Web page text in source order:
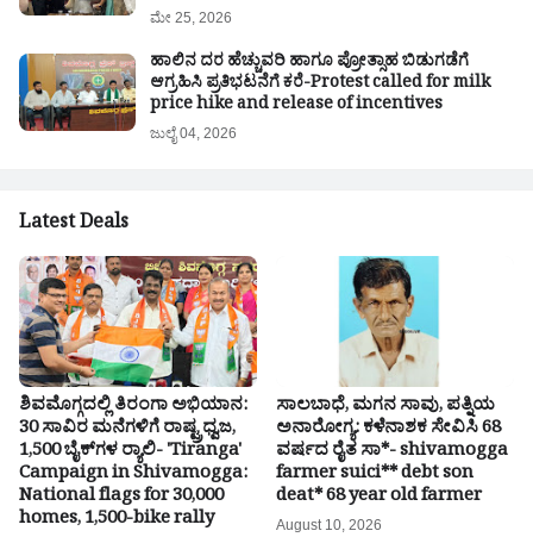
ಮೇ 25, 2026
ಹಾಲಿನ ದರ ಹೆಚ್ಚುವರಿ ಹಾಗೂ ಪ್ರೋತ್ಸಾಹ ಬಿಡುಗಡೆಗೆ
ಆಗ್ರಹಿಸಿ ಪ್ರತಿಭಟನೆಗೆ ಕರೆ-Protest called for milk
price hike and release of incentives
ಜುಲೈ 04, 2026
Latest Deals
ಶಿವಮೊಗ್ಗದಲ್ಲಿ ತಿರಂಗಾ ಅಭಿಯಾನ:
30 ಸಾವಿರ ಮನೆಗಳಿಗೆ ರಾಷ್ಟ್ರಧ್ವಜ,
1,500 ಬೈಕ್‌ಗಳ ರ‍್ಯಾಲಿ- 'Tiranga'
Campaign in Shivamogga:
National flags for 30,000
homes, 1,500-bike rally
ಸಾಲಬಾಧೆ, ಮಗನ ಸಾವು, ಪತ್ನಿಯ
ಅನಾರೋಗ್ಯ: ಕಳೆನಾಶಕ ಸೇವಿಸಿ 68
ವರ್ಷದ ರೈತ ಸಾ*- shivamogga
farmer suici** debt son
deat* 68 year old farmer
August 10, 2026